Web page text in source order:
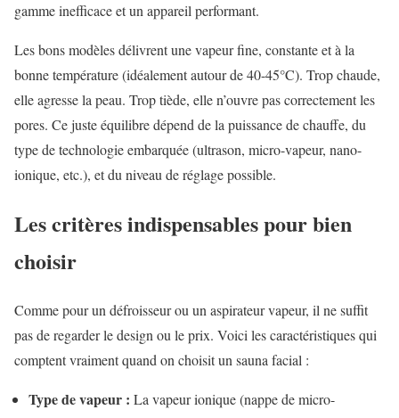
gamme inefficace et un appareil performant.
Les bons modèles délivrent une vapeur fine, constante et à la
bonne température (idéalement autour de 40-45°C). Trop chaude,
elle agresse la peau. Trop tiède, elle n’ouvre pas correctement les
pores. Ce juste équilibre dépend de la puissance de chauffe, du
type de technologie embarquée (ultrason, micro-vapeur, nano-
ionique, etc.), et du niveau de réglage possible.
Les critères indispensables pour bien
choisir
Comme pour un défroisseur ou un aspirateur vapeur, il ne suffit
pas de regarder le design ou le prix. Voici les caractéristiques qui
comptent vraiment quand on choisit un sauna facial :
Type de vapeur : La vapeur ionique (nappe de micro-